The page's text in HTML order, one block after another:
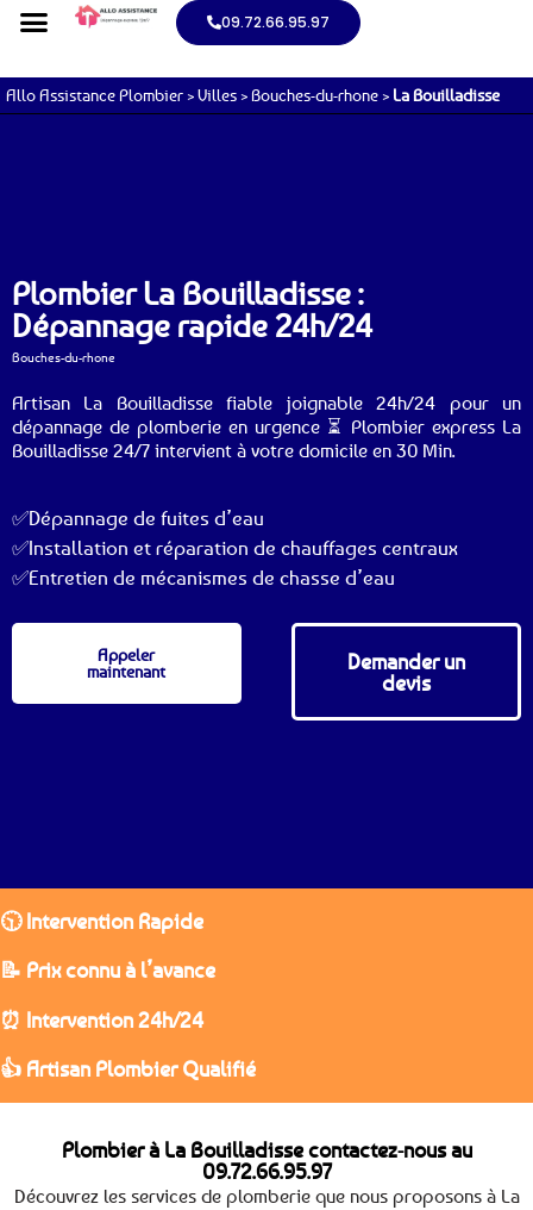
09.72.66.95.97
Allo Assistance Plombier >Villes >Bouches-du-rhone > La Bouilladisse
Plombier La Bouilladisse :
Dépannage rapide 24h/24
Bouches-du-rhone
Artisan La Bouilladisse fiable joignable 24h/24 pour un
dépannage de plomberie en urgence ⏳ Plombier express La
Bouilladisse 24/7 intervient à votre domicile en 30 Min.
✅Dépannage de fuites d’eau
✅Installation et réparation de chauffages centraux
✅Entretien de mécanismes de chasse d’eau
Appeler
maintenant
Demander un
devis
🕥 Intervention Rapide
📝 Prix connu à l’avance
⏰ Intervention 24h/24
👍 Artisan Plombier Qualifié
Plombier à La Bouilladisse contactez-nous au
09.72.66.95.97
Découvrez les services de plomberie que nous proposons à La